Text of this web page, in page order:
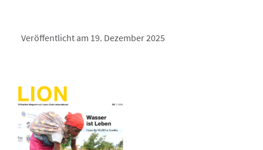
Veröffentlicht am 19. Dezember 2025